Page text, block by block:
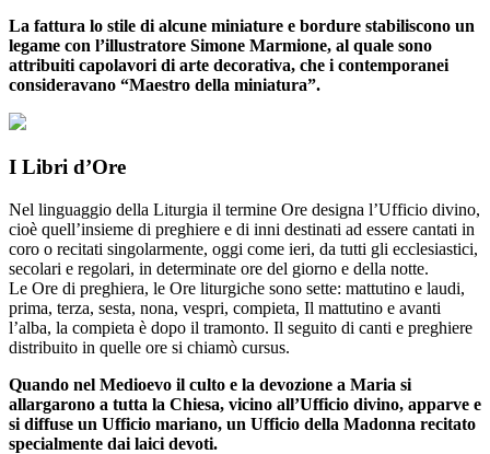
La fattura lo stile di alcune miniature e bordure stabiliscono un
legame con l’illustratore Simone Marmione, al quale sono
attribuiti capolavori di arte decorativa, che i contemporanei
consideravano “Maestro della miniatura”.
I Libri d’Ore
Nel linguaggio della Liturgia il termine Ore designa l’Ufficio divino,
cioè quell’insieme di preghiere e di inni destinati ad essere cantati in
coro o recitati singolarmente, oggi come ieri, da tutti gli ecclesiastici,
secolari e regolari, in determinate ore del giorno e della notte.
Le Ore di preghiera, le Ore liturgiche sono sette: mattutino e laudi,
prima, terza, sesta, nona, vespri, compieta, Il mattutino e avanti
l’alba, la compieta è dopo il tramonto. Il seguito di canti e preghiere
distribuito in quelle ore si chiamò cursus.
Quando nel Medioevo il culto e la devozione a Maria si
allargarono a tutta la Chiesa, vicino all’Ufficio divino, apparve e
si diffuse un Ufficio mariano, un Ufficio della Madonna recitato
specialmente dai laici devoti.